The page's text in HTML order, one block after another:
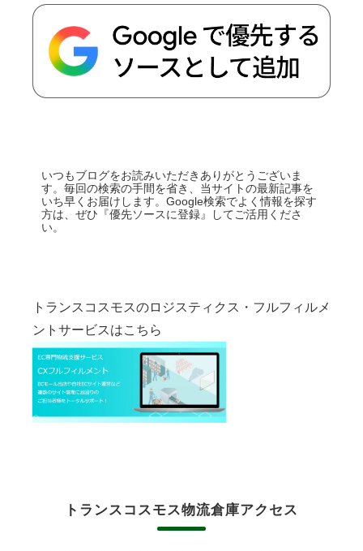
いつもブログをお読みいただきありがとうございま
す。毎回の検索の手間を省き、当サイトの最新記事を
いち早くお届けします。Google検索でよく情報を探す
方は、ぜひ『優先ソースに登録』してご活用くださ
い。
トランスコスモスのロジスティクス・フルフィルメ
ントサービスはこちら
トランスコスモス物流倉庫アクセス